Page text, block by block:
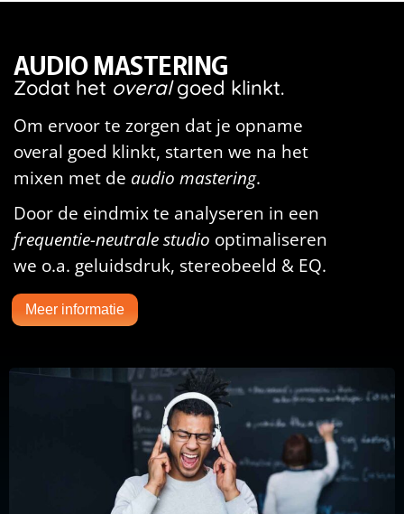
AUDIO MASTERING
Zodat het overalgoed klinkt.
Om ervoor te zorgen dat je opname
overal goed klinkt, starten we na het
mixen met de audio mastering.
Door de eindmix te analyseren in een
frequentie-neutrale studio optimaliseren
we o.a. geluidsdruk, stereobeeld & EQ.
Meer informatie